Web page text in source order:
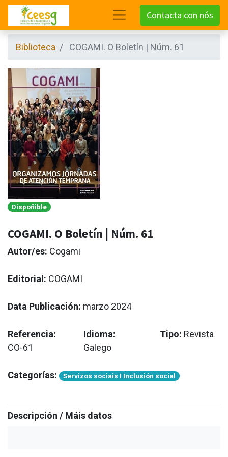
Contacta con nós
Biblioteca COGAMI. O Boletín | Núm. 61
Dispoñible
COGAMI. O Boletín | Núm. 61
Autor/es: Cogami
Editorial: COGAMI
Data Publicación: marzo 2024
Referencia:
CO-61
Idioma:
Galego
Tipo: Revista
Categorías: Servizos sociais I Inclusión social
Descripción / Máis datos